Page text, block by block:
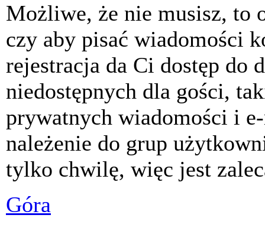
Możliwe, że nie musisz, to
czy aby pisać wiadomości
rejestracja da Ci dostęp do
niedostępnych dla gości,
prywatnych wiadomości i
należenie do grup
tylko chwilę, więc jest
Góra